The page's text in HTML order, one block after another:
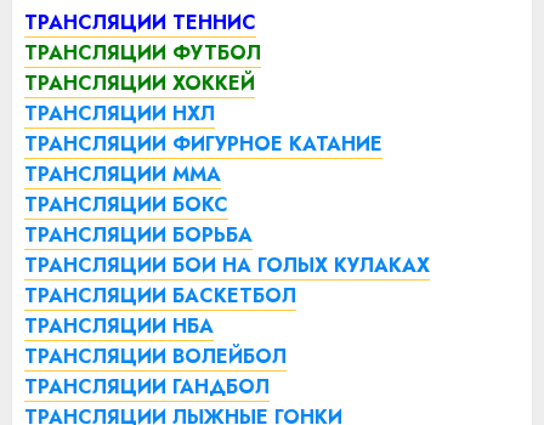
ТРАНСЛЯЦИИ ТЕННИС
ТРАНСЛЯЦИИ ФУТБОЛ
ТРАНСЛЯЦИИ ХОККЕЙ
ТРАНСЛЯЦИИ НХЛ
ТРАНСЛЯЦИИ ФИГУРНОЕ КАТАНИЕ
ТРАНСЛЯЦИИ ММА
ТРАНСЛЯЦИИ БОКС
ТРАНСЛЯЦИИ БОРЬБА
ТРАНСЛЯЦИИ БОИ НА ГОЛЫХ КУЛАКАХ
ТРАНСЛЯЦИИ БАСКЕТБОЛ
ТРАНСЛЯЦИИ НБА
ТРАНСЛЯЦИИ ВОЛЕЙБОЛ
ТРАНСЛЯЦИИ ГАНДБОЛ
ТРАНСЛЯЦИИ ЛЫЖНЫЕ ГОНКИ